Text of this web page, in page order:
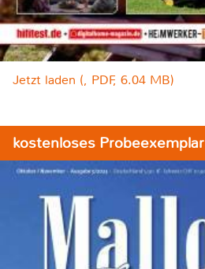
Jetzt laden (, PDF, 6.04 MB)
kostenloses Probeexemplar